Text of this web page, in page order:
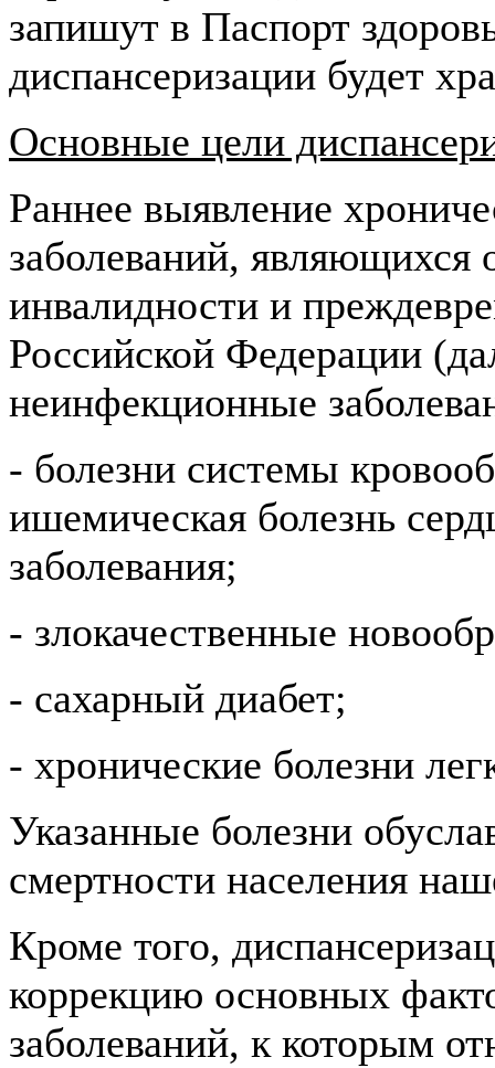
запишут в Паспорт
диспансеризации будет
Основные цели
Раннее выявление
заболеваний, являющихся
инвалидности и
Российской Федерации
неинфекционные
- болезни системы
ишемическая болезнь
заболевания;
- злокачественные
- сахарный диабет;
- хронические болезни
Указанные болезни
смертности населения
Кроме того,
коррекцию основных
заболеваний, к которым